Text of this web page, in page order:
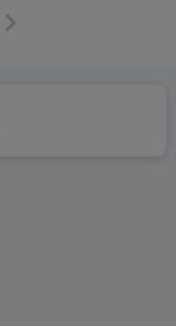
Następna strona